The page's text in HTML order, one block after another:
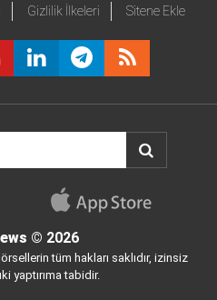
Gizlilik İlkeleri Sitene Ekle
© 2026
tüm hakları saklıdır, izinsiz
yaptırıma tabidir.